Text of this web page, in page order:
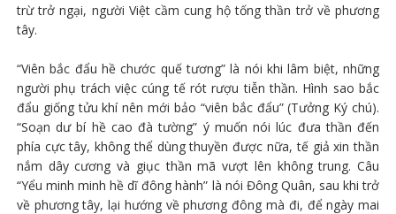
trừ trở ngại, người Việt cầm cung hộ tống thần trở về phương
tây.
“Viên bắc đẩu hề chước quế tương” là nói khi lâm biệt, những
người phụ trách việc cúng tế rót rượu tiễn thần. Hình sao bắc
đẩu giống tửu khí nên mới bảo “viên bắc đẩu” (Tưởng Ký chú).
“Soạn dư bí hề cao đà tường” ý muốn nói lúc đưa thần đến
phía cực tây, không thể dùng thuyền được nữa, tế giả xin thần
nắm dây cương và giục thần mã vượt lên không trung. Câu
“Yểu minh minh hề dĩ đông hành” là nói Đông Quân, sau khi trở
về phương tây, lại hướng về phương đông mà đi, để ngày mai